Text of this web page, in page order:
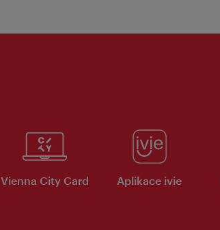
Vienna City Card Aplikace ivie